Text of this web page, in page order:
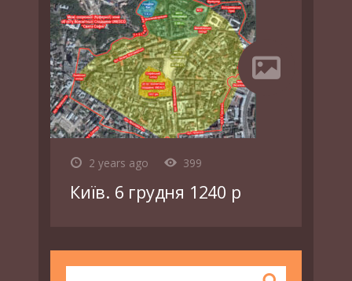
2 years ago 399
Київ. 6 грудня 1240 р